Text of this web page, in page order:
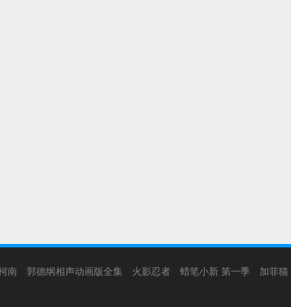
南 郭德纲相声动画版全集 火影忍者 蜡笔小新 第一季 加菲猫